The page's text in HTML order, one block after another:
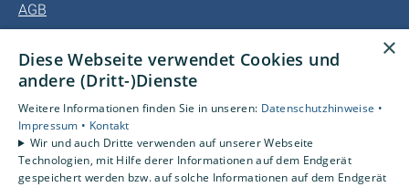
AGB
Unsere Bereiche
Privatkunden
Kundendienst
Karriere
Unternehmen
×
Diese Webseite verwendet Cookies und
andere (Dritt-)Dienste
Weitere Informationen finden Sie in unseren: Datenschutzhinweise •
Impressum • Kontakt
Wir und auch Dritte verwenden auf unserer Webseite
Technologien, mit Hilfe derer Informationen auf dem Endgerät
gespeichert werden bzw. auf solche Informationen auf dem Endgerät